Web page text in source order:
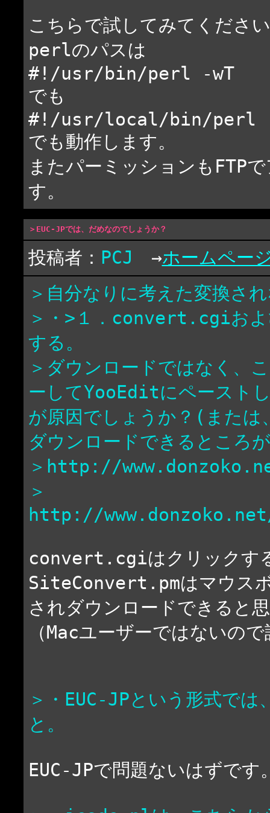
こちらで試してみてくださ
perlのパスは
#!/usr/bin/perl -wT
でも
#!/usr/local/bin/perl -
でも動作します。
またパーミッションもFTP
す。
＞EUC-JPでは、だめなのでしょうか？
投稿者： PCJ →ホームペー
＞自分なりに考えた変換さ
＞・>１．convert.cgiお
する。
＞ダウンロードではなく、
ーしてYooEditにペースト
が原因でしょうか？(または
ダウンロードできるところ
＞http://
＞
http://
convert.cgiはクリックす
SiteConvert.pmはマウスボ
されダウンロードできると
（Macユーザーではないの
＞・EUC-JPという形式で
と。
EUC-JPで問題ないはずです